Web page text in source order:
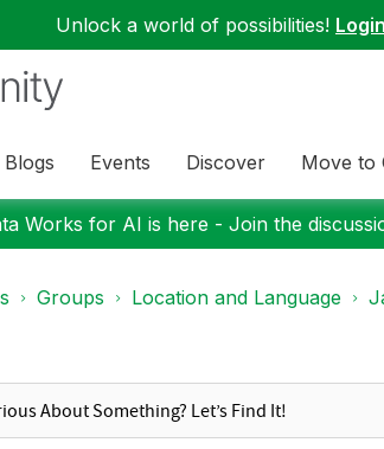
Unlock a world of possibilities! Login
Blogs Events Discover Move to
Works for AI is here - Join the
Groups Location and Language